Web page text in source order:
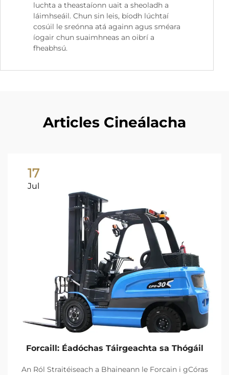
luchta a theastaíonn uait a sheoladh a
láimhseáil. Chun sin leis, bíodh lúchtaí
cosúil le sreónna atá againn agus sméara
íogair chun suaimhneas an oibrí a
fheabhsú.
Articles Cineálacha
17
Jul
Forcaill: Éadóchas Táirgeachta sa Thógáil
An Ról Straitéiseach a Bhaineann le Forcain i gCóras